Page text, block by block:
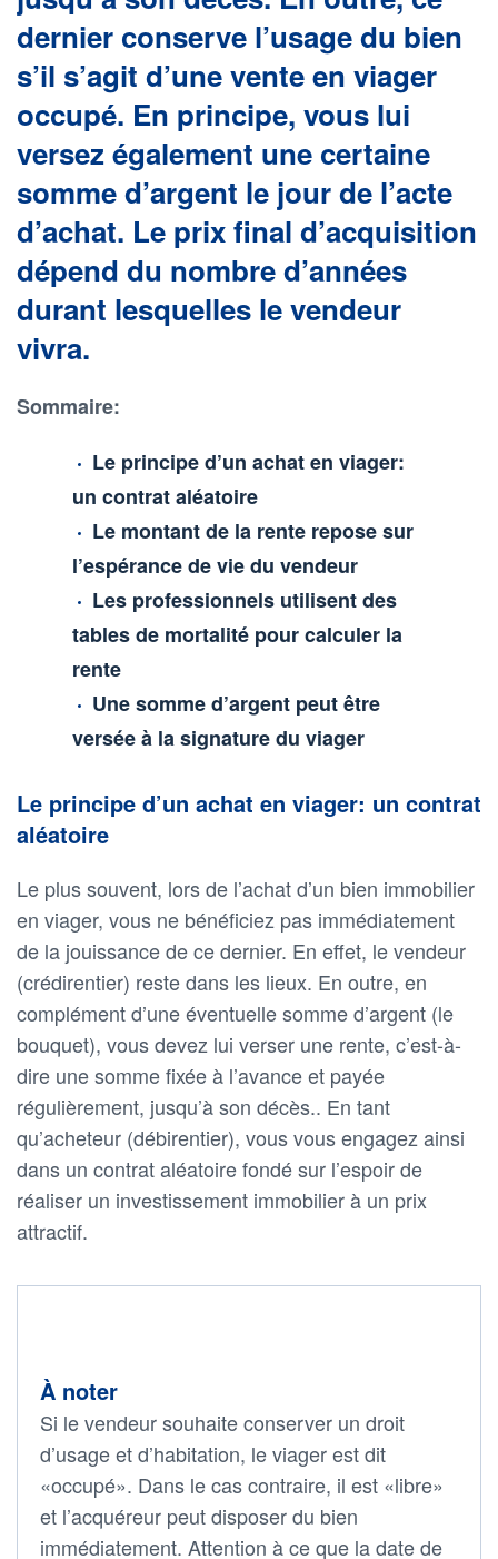
dernier conserve l’usage du bien
s’il s’agit d’une vente en viager
occupé. En principe, vous lui
versez également une certaine
somme d’argent le jour de l’acte
d’achat. Le prix final d’acquisition
dépend du nombre d’années
durant lesquelles le vendeur
vivra.
Sommaire:
Le principe d’un achat en viager:
un contrat aléatoire
Le montant de la rente repose sur
l’espérance de vie du vendeur
Les professionnels utilisent des
tables de mortalité pour calculer la
rente
Une somme d’argent peut être
versée à la signature du viager
Le principe d’un achat en viager: un contrat
aléatoire
Le plus souvent, lors de l’achat d’un bien immobilier
en viager, vous ne bénéficiez pas immédiatement
de la jouissance de ce dernier. En effet, le vendeur
(crédirentier) reste dans les lieux. En outre, en
complément d’une éventuelle somme d’argent (le
bouquet), vous devez lui verser une rente, c’est-à-
dire une somme fixée à l’avance et payée
régulièrement, jusqu’à son décès.. En tant
qu’acheteur (débirentier), vous vous engagez ainsi
dans un contrat aléatoire fondé sur l’espoir de
réaliser un investissement immobilier à un prix
attractif.
À noter
Si le vendeur souhaite conserver un droit
d’usage et d’habitation, le viager est dit
«occupé». Dans le cas contraire, il est «libre»
et l’acquéreur peut disposer du bien
immédiatement. Attention à ce que la date de